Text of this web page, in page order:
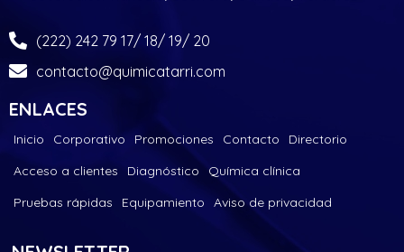
(222) 242 79 17/ 18/ 19/ 20
contacto@quimicatarri.com
ENLACES
Inicio Corporativo Promociones Contacto
Directorio
Acceso a clientes
Diagnóstico
Química clínica
Pruebas rápidas
Equipamiento Aviso de privacidad